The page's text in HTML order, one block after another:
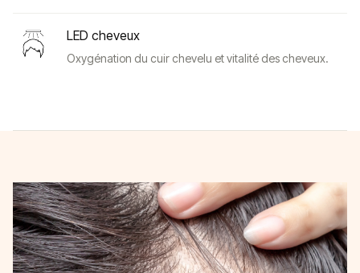
LED cheveux
Oxygénation du cuir chevelu et vitalité des cheveux.